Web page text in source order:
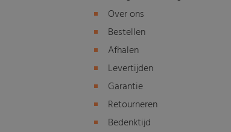
Over ons
Bestellen
Afhalen
Levertijden
Garantie
Retourneren
Bedenktijd